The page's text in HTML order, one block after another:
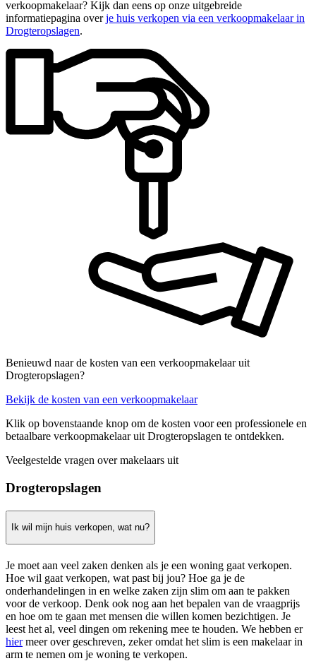
verkoopmakelaar? Kijk dan eens op onze uitgebreide
informatiepagina overje huis verkopen via een verkoopmakelaar in
Drogteropslagen.
Benieuwd naar de kosten van een verkoopmakelaar uit
Drogteropslagen?
Bekijk de kosten van een verkoopmakelaar
Klik op bovenstaande knop om de kosten voor een professionele en
betaalbare verkoopmakelaar uit Drogteropslagen te ontdekken.
Veelgestelde vragen over makelaars uit
Drogteropslagen
Ik wil mijn huis verkopen, wat nu?
Je moet aan veel zaken denken als je een woning gaat verkopen.
Hoe wil gaat verkopen, wat past bij jou? Hoe ga je de
onderhandelingen in en welke zaken zijn slim om aan te pakken
voor de verkoop. Denk ook nog aan het bepalen van de vraagprijs
en hoe om te gaan met mensen die willen komen bezichtigen. Je
leest het al, veel dingen om rekening mee te houden. We hebben er
hiermeer over geschreven, zeker omdat het slim is een makelaar in
arm te nemen om je woning te verkopen.